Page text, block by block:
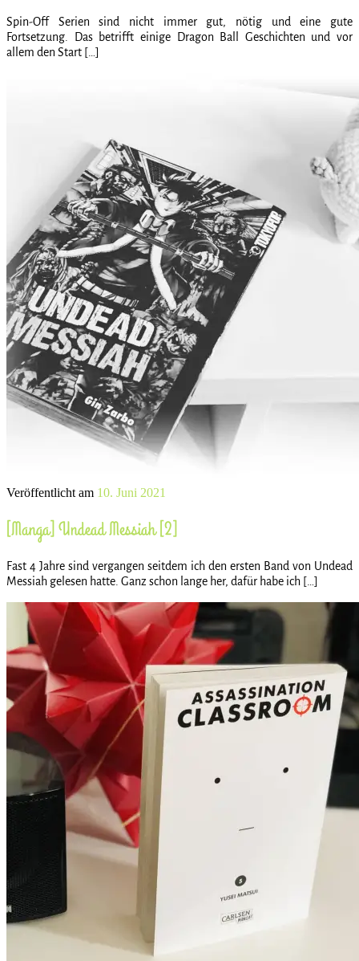
Spin-Off Serien sind nicht immer gut, nötig und eine gute
Fortsetzung. Das betrifft einige Dragon Ball Geschichten und vor
allem den Start […]
Veröffentlicht am 10. Juni 2021
[Manga] Undead Messiah [2]
Fast 4 Jahre sind vergangen seitdem ich den ersten Band von Undead
Messiah gelesen hatte. Ganz schon lange her, dafür habe ich […]